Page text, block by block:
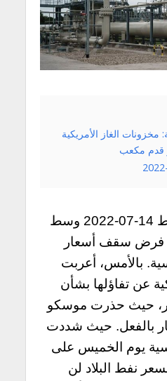
مخزونات الغاز الأمريكية
واصلت تداولات النفط 14-07-2022 وسط
فرض سقف أسعار
بالأمس، أعربت
عن تفاؤلها بشأن
حيث حذرت موسكو
بالفعل. حيث شددت
يوم الخميس على
نفط البلاد لن